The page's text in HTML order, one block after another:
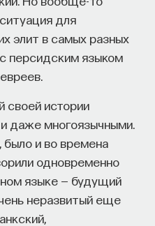
для
элит в самых разных
персидским языком
своей истории
даже многоязычными.
и во времена
одновременно
языке — будущий
неразвитый еще